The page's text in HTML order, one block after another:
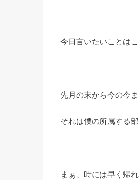
今日言いたいことはこ
先月の末から今の今
それは僕の所属する
まぁ、時には早く帰